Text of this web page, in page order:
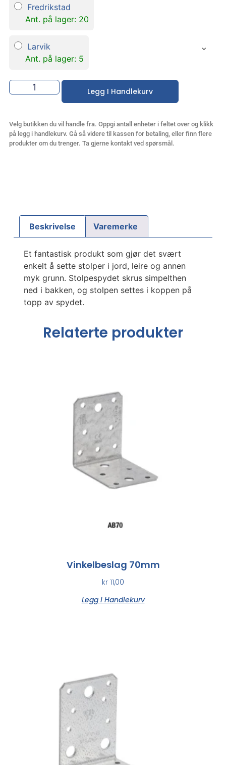
Fredrikstad
Ant. på lager: 20
Larvik
Ant. på lager: 5
Legg I Handlekurv
Velg butikken du vil handle fra. Oppgi antall enheter i feltet over og klikk
på legg i handlekurv. Gå så videre til kassen for betaling, eller finn flere
produkter om du trenger. Ta gjerne kontakt ved spørsmål.
Beskrivelse Varemerke
Et fantastisk produkt som gjør det svært
enkelt å sette stolper i jord, leire og annen
myk grunn. Stolpespydet skrus simpelthen
ned i bakken, og stolpen settes i koppen på
topp av spydet.
Relaterte produkter
Vinkelbeslag 70mm
kr 11,00
Legg I Handlekurv